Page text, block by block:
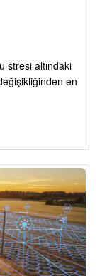
stresi altındaki
en